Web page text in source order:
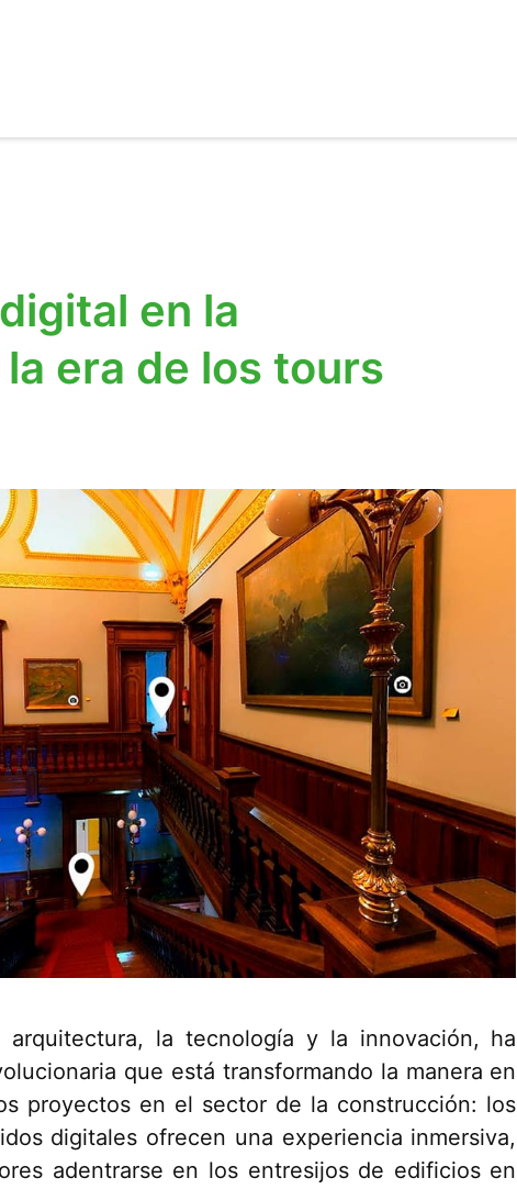
en la
era de los tours
la tecnología y la innovación, ha
que está transformando la manera en
proyectos en el sector de la construcción: los
digitales ofrecen una experiencia inmersiva,
adentrarse en los entresijos de edificios en